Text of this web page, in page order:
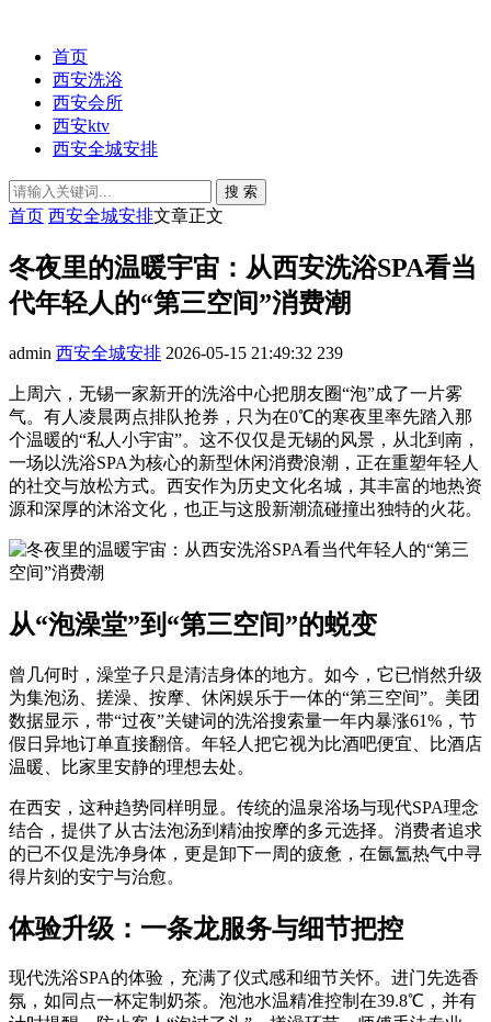
首页
西安洗浴
西安会所
西安ktv
西安全城安排
搜 索
首页 西安全城安排文章正文
冬夜里的温暖宇宙：从西安洗浴SPA看当
代年轻人的“第三空间”消费潮
admin 西安全城安排 2026-05-15 21:49:32 239
上周六，无锡一家新开的洗浴中心把朋友圈“泡”成了一片雾
气。有人凌晨两点排队抢券，只为在0℃的寒夜里率先踏入那
个温暖的“私人小宇宙”。这不仅仅是无锡的风景，从北到南，
一场以洗浴SPA为核心的新型休闲消费浪潮，正在重塑年轻人
的社交与放松方式。西安作为历史文化名城，其丰富的地热资
源和深厚的沐浴文化，也正与这股新潮流碰撞出独特的火花。
从“泡澡堂”到“第三空间”的蜕变
曾几何时，澡堂子只是清洁身体的地方。如今，它已悄然升级
为集泡汤、搓澡、按摩、休闲娱乐于一体的“第三空间”。美团
数据显示，带“过夜”关键词的洗浴搜索量一年内暴涨61%，节
假日异地订单直接翻倍。年轻人把它视为比酒吧便宜、比酒店
温暖、比家里安静的理想去处。
在西安，这种趋势同样明显。传统的温泉浴场与现代SPA理念
结合，提供了从古法泡汤到精油按摩的多元选择。消费者追求
的已不仅是洗净身体，更是卸下一周的疲惫，在氤氲热气中寻
得片刻的安宁与治愈。
体验升级：一条龙服务与细节把控
现代洗浴SPA的体验，充满了仪式感和细节关怀。进门先选香
氛，如同点一杯定制奶茶。泡池水温精准控制在39.8℃，并有